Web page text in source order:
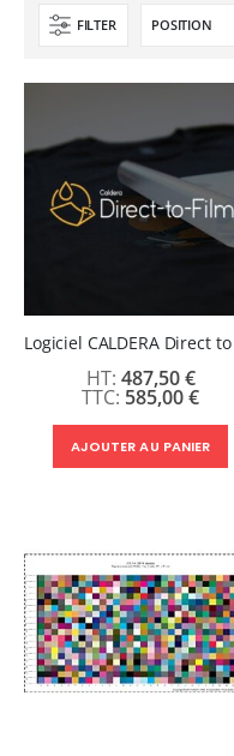
FILTER
585,00 €
487,50 €
AJOUTER AU PANIER